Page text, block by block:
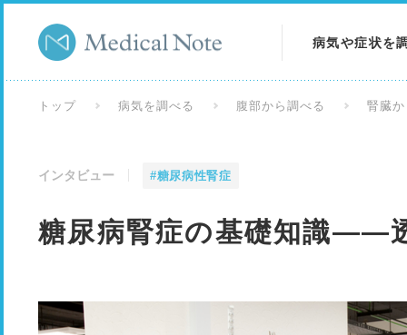
病気や症状を
トップ 病気を調べる 腹部から調べる 腎臓
インタビュー #糖尿病性腎症
糖尿病腎症の基礎知識――